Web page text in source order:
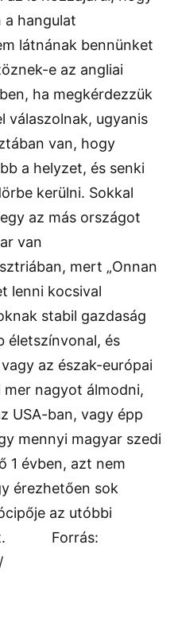
a hangulat
látnának bennünket
e az angliai
ha megkérdezzük
válaszolnak, ugyanis
van, hogy
a helyzet, és senki
kerülni. Sokkal
az más országot
van
mert „Onnan
lenni kocsival
stabil gazdaság
életszínvonal, és
az észak-európai
mer nagyot álmodni,
USA-ban, vagy épp
mennyi magyar szedi
1 évben, azt nem
érezhetően sok
az utóbbi
Forrás: